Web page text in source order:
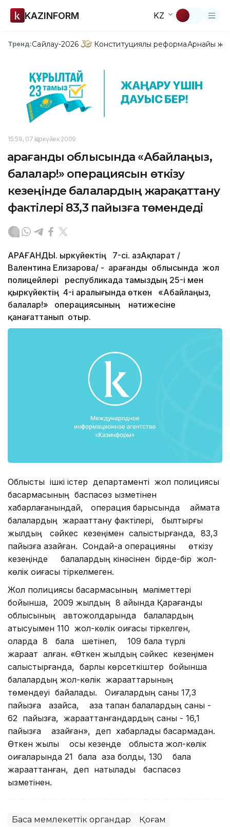
KAZINFORM KZ
Тренд:Сайлау-2026 Конституциялық реформаАрнайы
15:59, 07 Қыркүйек 2009
Қарағанды облысында «Абайлаңыз,
балалар!» операциясын өткізу
кезеңінде балалардың жарақаттану
фактілері 83,3 пайызға төмендеді
ҚАРАҒАНДЫ. Қыркүйектің 7-сі. ҚазАқпарат /
Валентина Елизарова/ - Қарағанды облысында жол
полицейлері республикада тамыздың 25-і мен
қыркүйектің 4-і аралығында өткен «Абайлаңыз,
балалар!» операциясының нәтижесіне
қанағаттанып отыр.
Облыстық ішкі істер департаменті жол полициясы
басқармасының баспасөз қызметінен
хабарлағанындай, операция барысында аймақта
балалардың жарақаттану фактілері, былтырғы
жылдың сәйкес кезеңімен салыстырғанда, 83,3
пайызға азайған. Сондай-ақ операцияны өткізу
кезеңінде балалардың кінәсінен бірде-бір жол-
көлік оқиғасы тіркелмеген.
Жол полициясы басқармасының мәліметтері
бойынша, 2009 жылдың 8 айында Қарағанды
облысының автожолдарында балалардың
қатысуымен 110 жол-көлік оқиғасы тіркелген,
оларда 8 бала шетінеп, 109 бала түрлі
жарақат алған. «Өткен жылдың сәйкес кезеңімен
салыстырғанда, барлық көрсеткіштер бойынша
балалардың жол-көлік жарақаттарының
төмендеуі байқалады. Оқиғалардың саны 17,3
пайызға азайса, қаза тапқан балалардың саны -
62 пайызға, жарақаттанғандардың саны - 16,1
пайызға азайған», деп хабарлады басқармадан.
Өткен жылы осы кезеңде облыста жол-көлік
оқиғаларында 21 бала қаза болды, 130 бала
жарақаттанған, деп нақтылады баспасөз
қызметінен.
Басқа мемлекеттік органдар Қоғам